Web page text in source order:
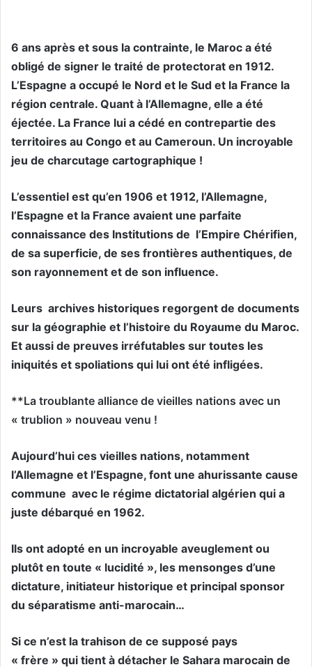
6 ans après et sous la contrainte, le Maroc a été
obligé de signer le traité de protectorat en 1912.
L’Espagne a occupé le Nord et le Sud et la France la
région centrale. Quant à l’Allemagne, elle a été
éjectée. La France lui a cédé en contrepartie des
territoires au Congo et au Cameroun. Un incroyable
jeu de charcutage cartographique !
L’essentiel est qu’en 1906 et 1912, l’Allemagne,
l’Espagne et la France avaient une parfaite
connaissance des Institutions de l’Empire Chérifien,
de sa superficie, de ses frontières authentiques, de
son rayonnement et de son influence.
Leurs archives historiques regorgent de documents
sur la géographie et l’histoire du Royaume du Maroc.
Et aussi de preuves irréfutables sur toutes les
iniquités et spoliations qui lui ont été infligées.
**La troublante alliance de vieilles nations avec un
« trublion » nouveau venu !
Aujourd’hui ces vieilles nations, notamment
l’Allemagne et l’Espagne, font une ahurissante cause
commune avec le régime dictatorial algérien qui a
juste débarqué en 1962.
Ils ont adopté en un incroyable aveuglement ou
plutôt en toute « lucidité », les mensonges d’une
dictature, initiateur historique et principal sponsor
du séparatisme anti-marocain…
Si ce n’est la trahison de ce supposé pays
« frère » qui tient à détacher le Sahara marocain de